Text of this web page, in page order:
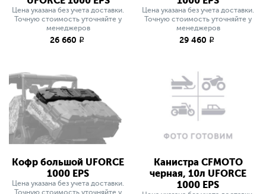
Цена указана без учета доставки.
Точную стоимость уточняйте у
менеджеров
26 660 q
Цена указана без учета доставки.
Точную стоимость уточняйте у
менеджеров
29 460 q
Кофр большой UFORCE
1000 EPS
Цена указана без учета доставки.
Точную стоимость уточняйте у
Канистра CFMOTO
черная, 10л UFORCE
1000 EPS